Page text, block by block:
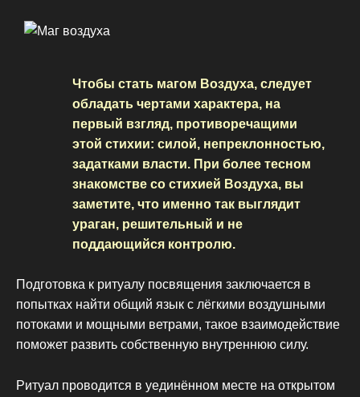
Чтобы стать магом Воздуха, следует
обладать чертами характера, на
первый взгляд, противоречащими
этой стихии: силой, непреклонностью,
задатками власти. При более тесном
знакомстве со стихией Воздуха, вы
заметите, что именно так выглядит
ураган, решительный и не
поддающийся контролю.
Подготовка к ритуалу посвящения заключается в
попытках найти общий язык с лёгкими воздушными
потоками и мощными ветрами, такое взаимодействие
поможет развить собственную внутреннюю силу.
Ритуал проводится в уединённом месте на открытом